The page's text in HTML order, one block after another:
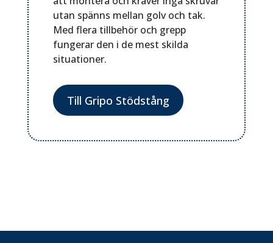
utan spänns mellan golv och tak.
Med flera tillbehör och grepp
fungerar den i de mest skilda
situationer.
Till Gripo Stödstång